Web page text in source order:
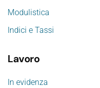
Modulistica
Indici e Tassi
Lavoro
In evidenza